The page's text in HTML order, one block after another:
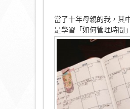
當了十年母親的我，其
是學習「如何管理時間